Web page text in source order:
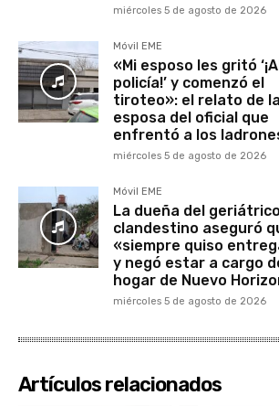
miércoles 5 de agosto de 2026
Móvil EME
«Mi esposo les gritó
policía!’ y comenzó el
tiroteo»: el relato de la
esposa del oficial que
enfrentó a los
miércoles 5 de agosto de 2026
Móvil EME
La dueña del geriátrico
clandestino aseguró
«siempre quiso
y negó estar a cargo
hogar de Nuevo
miércoles 5 de agosto de 2026
Artículos relacionados